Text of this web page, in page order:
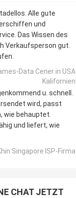
Alle gute
und
Das Wissen des
Verkaufsperson gut.
Data Cener in USA
Kalifornien
u. schnell.
wird, passt
wie behauptet.
und liefert, wie
Singapore ISP-Firma
CHAT JETZT